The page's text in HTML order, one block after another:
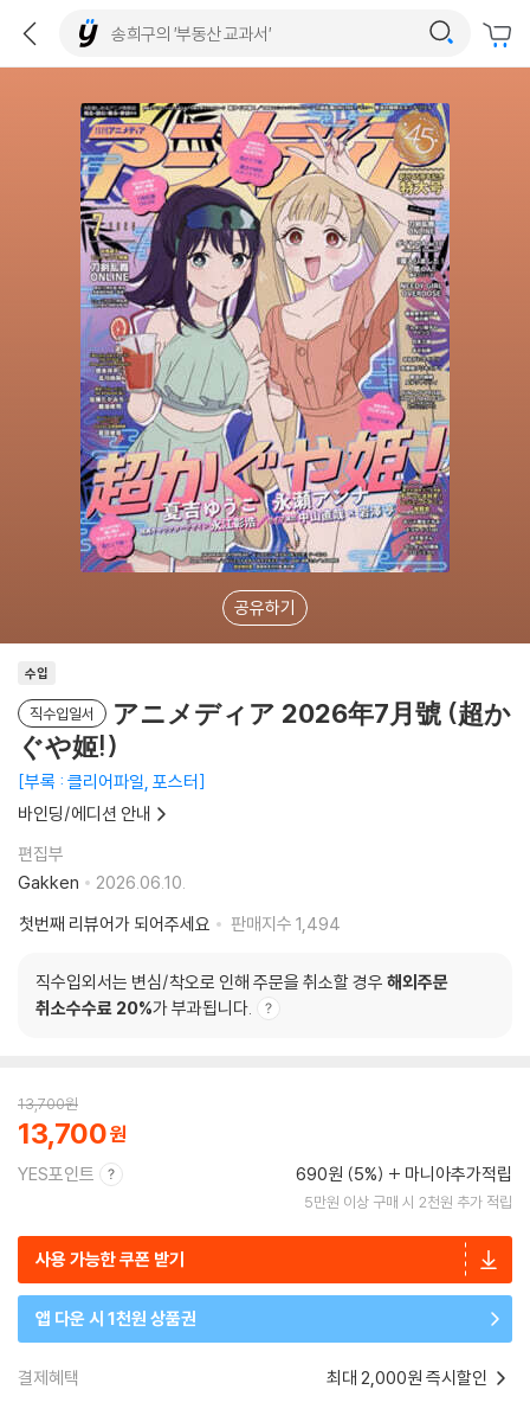
공유하기
수입
직수입일서
アニメディア 2026年7月號 (超か
ぐや姬!)
부록 : 클리어파일, 포스터
바인딩/에디션 안내
편집부
Gakken
2026.06.10.
첫번째 리뷰어가 되어주세요
판매지수 1,494
직수입외서는 변심/착오로 인해 주문을 취소할 경우 해외주문
취소수수료 20%가 부과됩니다.
13,700원
13,700
YES포인트 690원 (5%) 마니아추가적립
5만원 이상 구매 시 2천원 추가 적립
사용 가능한 쿠폰 받기
앱 다운 시 1천원 상품권
결제혜택 최대 2,000원 즉시할인